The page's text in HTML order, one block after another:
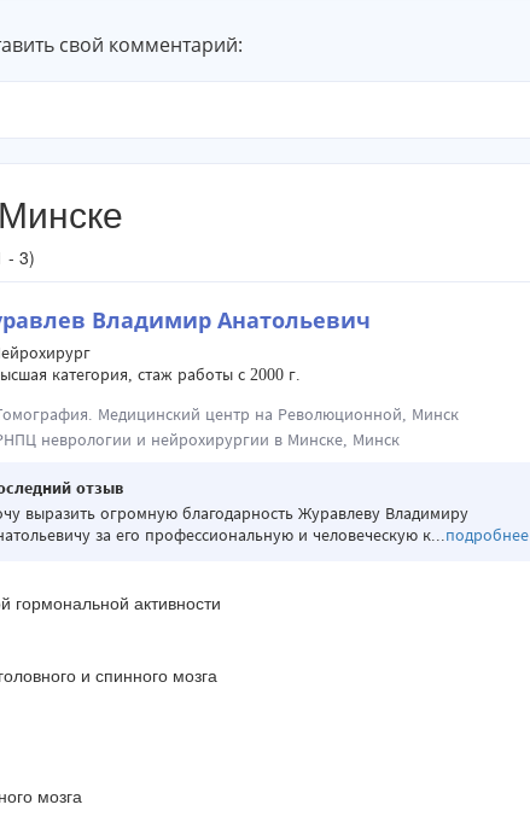
свой комментарий:
- 3)
Владимир Анатольевич
категория, стаж работы с 2000 г.
Медицинский центр на Революционной, Минск
неврологии и нейрохирургии в Минске, Минск
отзыв
выразить огромную благодарность Журавлеву Владимиру
за его профессиональную и человеческую к... подробнее
активности
и спинного мозга
мозга